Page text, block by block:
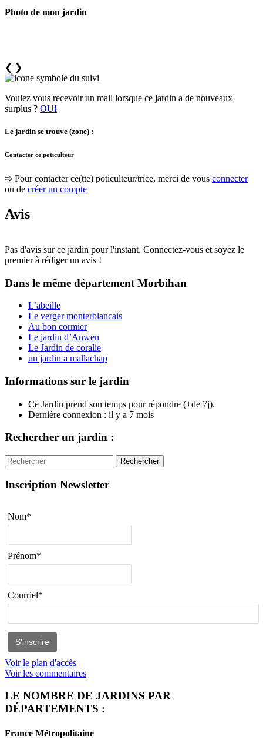
Photo de mon jardin
❮ ❯
Voulez vous recevoir un mail lorsque ce jardin a de nouveaux
surplus ? OUI
Le jardin se trouve (zone) :
Contacter ce poticulteur
➯ Pour contacter ce(tte) poticulteur/trice, merci de vous connecter
ou de créer un compte
Avis
Pas d'avis sur ce jardin pour l'instant. Connectez-vous et soyez le
premier à rédiger un avis !
Dans le même département Morbihan
L’abeille
Le verger monterblancais
Au bon cormier
Le jardin d’Anwen
Le Jardin de coralie
un jardin a mallachap
Informations sur le jardin
Ce Jardin prend son temps pour répondre (+de 7j).
Dernière connexion : il y a 7 mois
Rechercher un jardin :
Rechercher
Inscription Newsletter
Nom*
Prénom*
Courriel*
Voir le plan d'accès
Voir les commentaires
LE NOMBRE DE JARDINS PAR
DÉPARTEMENTS :
France Métropolitaine